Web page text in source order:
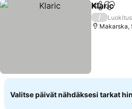
Jaa Lisää
Klaric
/
Makarska,
Valitse päivät nähdäksesi tarkat